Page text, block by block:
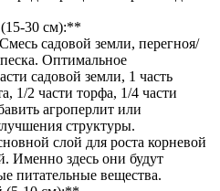
30 см):**
садовой земли, перегноя/
Оптимальное
садовой земли, 1 часть
1/2 части торфа, 1/4 части
агроперлит или
структуры.
слой для роста корневой
Именно здесь они будут
питательные вещества.